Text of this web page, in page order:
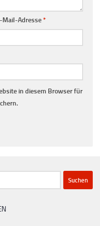
Mail-Adresse*
in diesem Browser für